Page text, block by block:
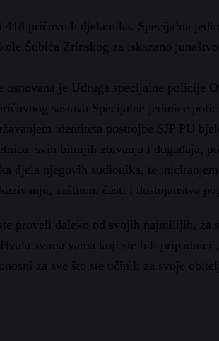
pričuvnih djelatnika. Specijalna
Šubića Zrinskog za iskazano
je Udruga specijalne policije
sastava Specijalne jedinice
identiteta postrojbe SJP PU
svih bitnijih zbivanja i događaja,
djela njegovih sudionika, te
zaštitom časti i dostojanstva
proveli daleko od svojih najmilijih, za
svima vama koji ste bili pripadnici
za sve što ste učinili za svoje